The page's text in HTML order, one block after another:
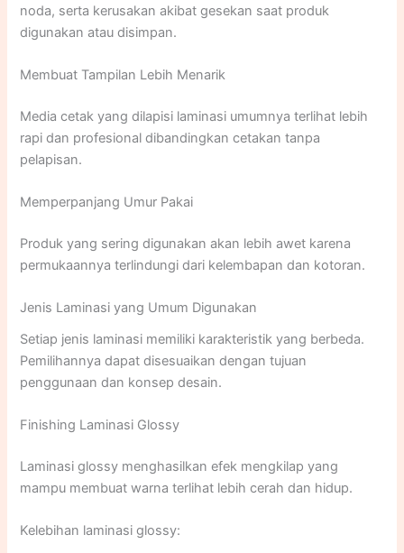
noda, serta kerusakan akibat gesekan saat produk
digunakan atau disimpan.
Membuat Tampilan Lebih Menarik
Media cetak yang dilapisi laminasi umumnya terlihat lebih
rapi dan profesional dibandingkan cetakan tanpa
pelapisan.
Memperpanjang Umur Pakai
Produk yang sering digunakan akan lebih awet karena
permukaannya terlindungi dari kelembapan dan kotoran.
Jenis Laminasi yang Umum Digunakan
Setiap jenis laminasi memiliki karakteristik yang berbeda.
Pemilihannya dapat disesuaikan dengan tujuan
penggunaan dan konsep desain.
Finishing Laminasi Glossy
Laminasi glossy menghasilkan efek mengkilap yang
mampu membuat warna terlihat lebih cerah dan hidup.
Kelebihan laminasi glossy: